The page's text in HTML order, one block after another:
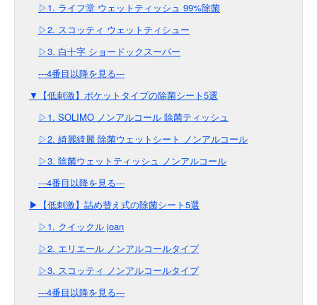
▷1. ライフ堂 ウェットティッシュ 99%除菌
▷2. スコッティ ウェットティシュー
▷3. 白十字 ショードックスーパー
---4番目以降を見る---
▼【低刺激】ポケットタイプの除菌シート5選
▷1. SOLIMO ノンアルコール 除菌ティッシュ
▷2. 綺麗綺麗 除菌ウェットシート ノンアルコール
▷3. 除菌ウェットティッシュ ノンアルコール
---4番目以降を見る---
▶【低刺激】詰め替え式の除菌シート5選
▷1. クイックル joan
▷2. エリエール ノンアルコールタイプ
▷3. スコッティ ノンアルコールタイプ
---4番目以降を見る---